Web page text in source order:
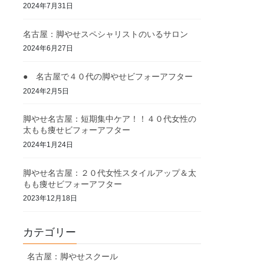
2024年7月31日
名古屋：脚やせスペシャリストのいるサロン
2024年6月27日
● 名古屋で４０代の脚やせビフォーアフター
2024年2月5日
脚やせ名古屋：短期集中ケア！！４０代女性の
太もも痩せビフォーアフター
2024年1月24日
脚やせ名古屋：２０代女性スタイルアップ＆太
もも痩せビフォーアフター
2023年12月18日
カテゴリー
名古屋：脚やせスクール